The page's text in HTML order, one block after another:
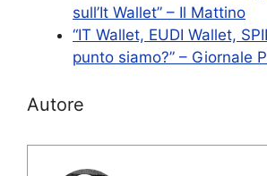
sull’It Wallet” – Il Mattino
“IT Wallet, EUDI Wallet,
punto siamo?” – Giornale
Autore